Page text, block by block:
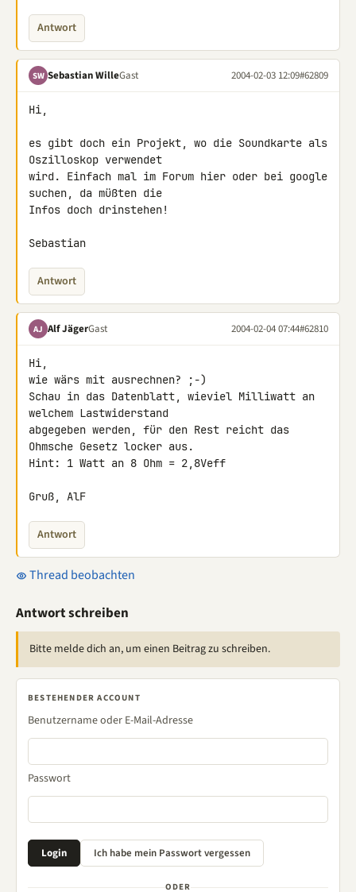
Antwort
SW Sebastian WilleGast 2004-02-03 12:09#62809
Hi,
es gibt doch ein Projekt, wo die Soundkarte als
Oszilloskop verwendet
wird. Einfach mal im Forum hier oder bei google
suchen, da müßten die
Infos doch drinstehen!
Sebastian
Antwort
AJ Alf JägerGast 2004-02-04 07:44#62810
Hi,
wie wärs mit ausrechnen? ;-)
Schau in das Datenblatt, wieviel Milliwatt an
welchem Lastwiderstand
abgegeben werden, für den Rest reicht das
Ohmsche Gesetz locker aus.
Hint: 1 Watt an 8 Ohm = 2,8Veff
Gruß, AlF
Antwort
Thread beobachten
Antwort schreiben
Bitte melde dich an, um einen Beitrag zu schreiben.
BESTEHENDER ACCOUNT
Benutzername oder E-Mail-Adresse
Passwort
ODER